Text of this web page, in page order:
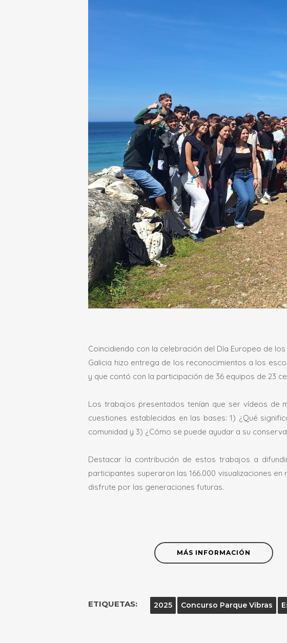
Coincidiendo con la celebración del Día Europeo de
Galicia hizo entrega de los reconocimientos a los
y que contó con la participación de 36 equipos de 23
Los trabajos presentados tenían que ser vídeos de
cuestiones establecidas en las bases: 1) ¿Qué
comunidad y 3) ¿Cómo se puede ayudar a su
Destacar la contribución de estos trabajos a
participantes superaron las 166.000 visualizaciones
disfrute por las generaciones futuras.
MÁS INFORMACIÓN
ETIQUETAS: 2025 Concurso Parque Vibras